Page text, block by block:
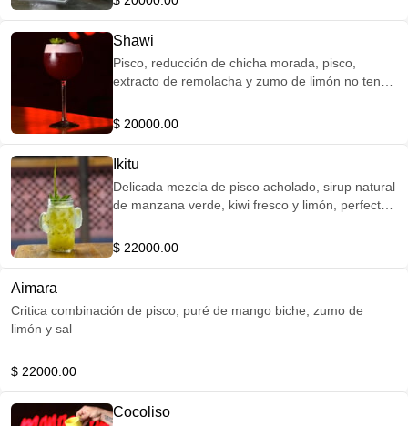
Shawi
Pisco, reducción de chicha morada, pisco,
extracto de remolacha y zumo de limón no tenga
$ 20000.00
Ikitu
Delicada mezcla de pisco acholado, sirup natural
de manzana verde, kiwi fresco y limón, perfecta
$ 22000.00
Aimara
Critica combinación de pisco, puré de mango biche, zumo de
limón y sal
$ 22000.00
Cocoliso